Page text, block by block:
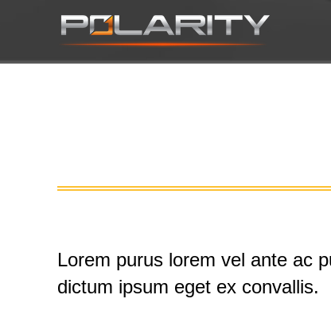
Lorem purus lorem vel ante ac
dictum ipsum eget ex convallis.